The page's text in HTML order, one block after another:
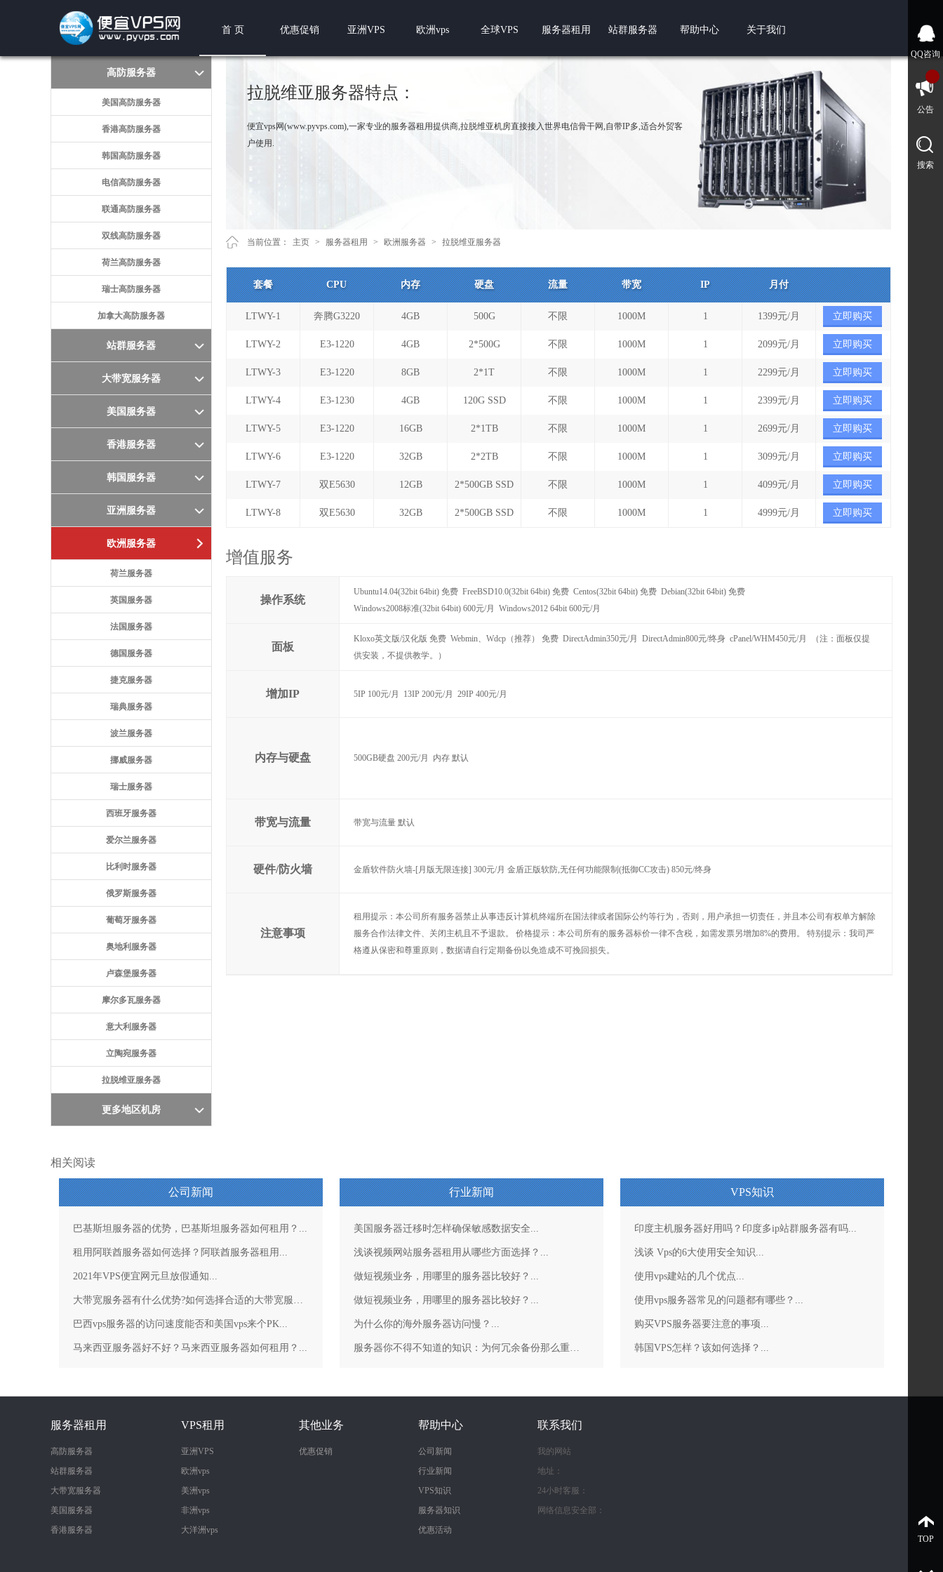
首 页 优惠促销 亚洲VPS 欧洲vps 全球VPS 服务器租用 站群服务器 帮助中心 关于我们
高防服务器
美国高防服务器
香港高防服务器
韩国高防服务器
电信高防服务器
联通高防服务器
双线高防服务器
荷兰高防服务器
瑞士高防服务器
加拿大高防服务器
站群服务器
大带宽服务器
美国服务器
香港服务器
韩国服务器
亚洲服务器
欧洲服务器
荷兰服务器
英国服务器
法国服务器
德国服务器
捷克服务器
瑞典服务器
波兰服务器
挪威服务器
瑞士服务器
西班牙服务器
爱尔兰服务器
比利时服务器
俄罗斯服务器
葡萄牙服务器
奥地利服务器
卢森堡服务器
摩尔多瓦服务器
意大利服务器
立陶宛服务器
拉脱维亚服务器
更多地区机房
拉脱维亚服务器特点：
便宜vps网(www.pyvps.com),一家专业的服务器租用提供商,拉脱维亚机房直接接入世界电信骨干网,自带IP多,适合外贸客
户使用.
当前位置： 主页 > 服务器租用 > 欧洲服务器 > 拉脱维亚服务器
套餐 CPU 内存 硬盘 流量 带宽 IP 月付
LTWY-1 奔腾G3220 4GB 500G 不限 1000M 1 1399元/月 立即购买
LTWY-2 E3-1220 4GB 2*500G 不限 1000M 1 2099元/月 立即购买
LTWY-3 E3-1220 8GB 2*1T 不限 1000M 1 2299元/月 立即购买
LTWY-4 E3-1230 4GB 120G SSD 不限 1000M 1 2399元/月 立即购买
LTWY-5 E3-1220 16GB 2*1TB 不限 1000M 1 2699元/月 立即购买
LTWY-6 E3-1220 32GB 2*2TB 不限 1000M 1 3099元/月 立即购买
LTWY-7 双E5630 12GB 2*500GB SSD 不限 1000M 1 4099元/月 立即购买
LTWY-8 双E5630 32GB 2*500GB SSD 不限 1000M 1 4999元/月 立即购买
增值服务
操作系统
Ubuntu14.04(32bit 64bit) 免费 FreeBSD10.0(32bit 64bit) 免费 Centos(32bit 64bit) 免费 Debian(32bit 64bit) 免费
Windows2008标准(32bit 64bit) 600元/月 Windows2012 64bit 600元/月
面板
Kloxo英文版/汉化版 免费 Webmin、Wdcp（推荐） 免费 DirectAdmin350元/月 DirectAdmin800元/终身 cPanel/WHM450元/月 （注：面板仅提
供安装，不提供教学。）
增加IP 5IP 100元/月 13IP 200元/月 29IP 400元/月
内存与硬盘 500GB硬盘 200元/月 内存 默认
带宽与流量 带宽与流量 默认
硬件/防火墙 金盾软件防火墙-[月版无限连接] 300元/月 金盾正版软防,无任何功能限制(抵御CC攻击) 850元/终身
注意事项
租用提示：本公司所有服务器禁止从事违反计算机终端所在国法律或者国际公约等行为，否则，用户承担一切责任，并且本公司有权单方解除
服务合作法律文件、关闭主机且不予退款。 价格提示：本公司所有的服务器标价一律不含税，如需发票另增加8%的费用。 特别提示：我司严
格遵从保密和尊重原则，数据请自行定期备份以免造成不可挽回损失。
相关阅读
公司新闻
巴基斯坦服务器的优势，巴基斯坦服务器如何租用？...
租用阿联酋服务器如何选择？阿联酋服务器租用...
2021年VPS便宜网元旦放假通知...
大带宽服务器有什么优势?如何选择合适的大带宽服务器？...
巴西vps服务器的访问速度能否和美国vps来个PK...
马来西亚服务器好不好？马来西亚服务器如何租用？...
行业新闻
美国服务器迁移时怎样确保敏感数据安全...
浅谈视频网站服务器租用从哪些方面选择？...
做短视频业务，用哪里的服务器比较好？...
做短视频业务，用哪里的服务器比较好？...
为什么你的海外服务器访问慢？...
服务器你不得不知道的知识：为何冗余备份那么重要？...
VPS知识
印度主机服务器好用吗？印度多ip站群服务器有吗...
浅谈 Vps的6大使用安全知识...
使用vps建站的几个优点...
使用vps服务器常见的问题都有哪些？...
购买VPS服务器要注意的事项...
韩国VPS怎样？该如何选择？...
服务器租用
高防服务器
站群服务器
大带宽服务器
美国服务器
香港服务器
VPS租用
亚洲VPS
欧洲vps
美洲vps
非洲vps
大洋洲vps
其他业务
优惠促销
帮助中心
公司新闻
行业新闻
VPS知识
服务器知识
优惠活动
联系我们
我的网站
地址：
24小时客服：
网络信息安全部：
QQ咨询
公告
搜索
TOP